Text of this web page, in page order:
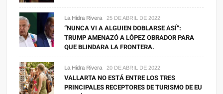
La Hidra Rivera 25 DE ABRIL DE 2022
“NUNCA VI A ALGUIEN DOBLARSE ASÍ”:
TRUMP AMENAZÓ A LÓPEZ OBRADOR PARA
QUE BLINDARA LA FRONTERA.
La Hidra Rivera 20 DE ABRIL DE 2022
VALLARTA NO ESTÁ ENTRE LOS TRES
PRINCIPALES RECEPTORES DE TURISMO DE EU